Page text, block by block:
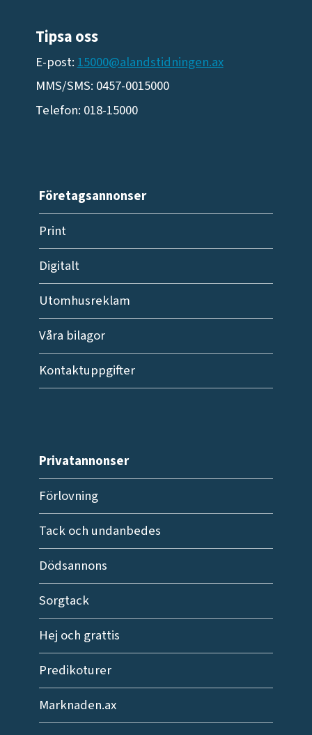
Tipsa oss
E-post: 15000@alandstidningen.ax
MMS/SMS: 0457-0015000
Telefon: 018-15000
Företagsannonser
Print
Digitalt
Utomhusreklam
Våra bilagor
Kontaktuppgifter
Privatannonser
Förlovning
Tack och undanbedes
Dödsannons
Sorgtack
Hej och grattis
Predikoturer
Marknaden.ax